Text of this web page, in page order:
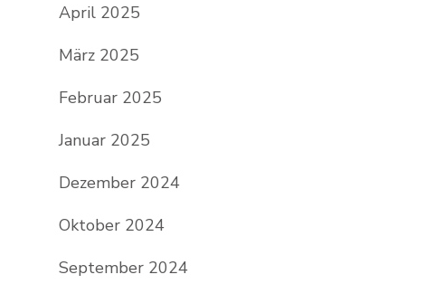
April 2025
März 2025
Februar 2025
Januar 2025
Dezember 2024
Oktober 2024
September 2024